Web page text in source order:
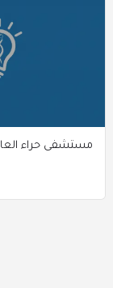
مستشفى حراء